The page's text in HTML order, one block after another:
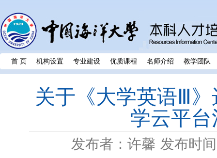
首 页 机构设置 专业建设 优质课程 名师介绍 教学团队
关于《大学英语Ⅲ
学云平
发布者：许馨 发布时